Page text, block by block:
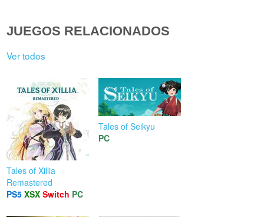
JUEGOS RELACIONADOS
Ver todos
Tales of Xillia
Remastered
PS5 XSX Switch PC
Tales of Seikyu
PC